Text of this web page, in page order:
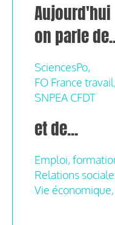
Aujourd'hui
on parle
SciencesPo,
FO France travail,
SNPEA CFDT
et de...
Emploi,
Relations
Vie